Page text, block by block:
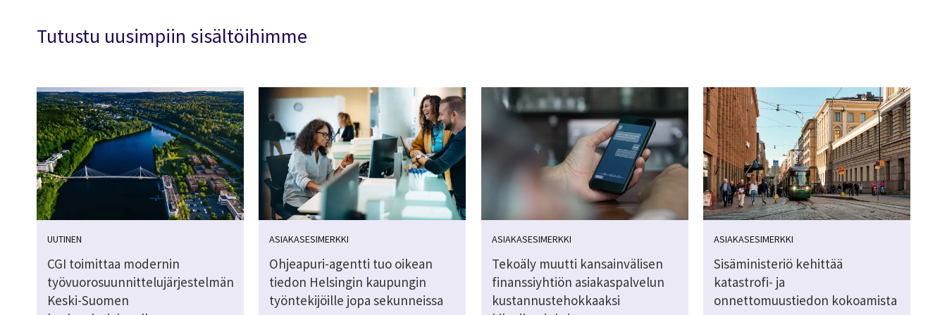
Tutustu uusimpiin sisältöihimme
UUTINEN
CGI toimittaa modernin
työvuorosuunnittelujärjestelmän
Keski-Suomen
ASIAKASESIMERKKI
Ohjeapuri-agentti tuo oikean
tiedon Helsingin kaupungin
työntekijöille jopa sekunneissa
ASIAKASESIMERKKI
Tekoäly muutti kansainvälisen
finanssiyhtiön asiakaspalvelun
kustannustehokkaaksi
ASIAKASESIMERKKI
Sisäministeriö kehittää
katastrofi- ja
onnettomuustiedon kokoamista